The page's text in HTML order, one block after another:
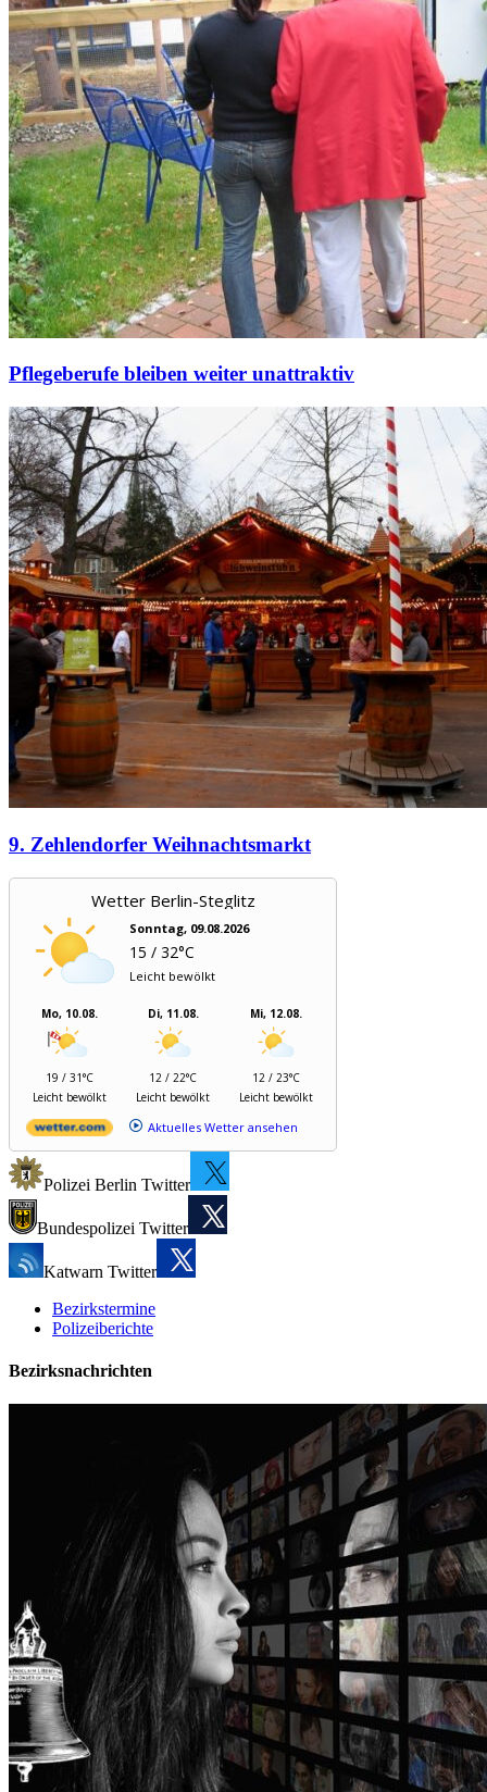
Pflegeberufe bleiben weiter unattraktiv
9. Zehlendorfer Weihnachtsmarkt
Wetter Berlin-Steglitz
Sonntag, 09.08.2026
15 / 32°C
Leicht bewölkt
Mo, 10.08.
19 / 31°C
Leicht bewölkt
Di, 11.08.
12 / 22°C
Leicht bewölkt
Mi, 12.08.
12 / 23°C
Leicht bewölkt
Aktuelles Wetter ansehen
Polizei Berlin Twitter
Bundespolizei Twitter
Katwarn Twitter
Bezirkstermine
Polizeiberichte
Bezirksnachrichten